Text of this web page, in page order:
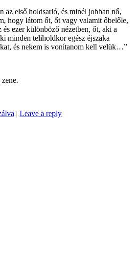
az első holdsarló, és minél jobban nő,
hogy látom őt, őt vagy valamit őbelőle,
és ezer különböző nézetben, őt, aki a
minden teliholdkor egész éjszaka
és nekem is vonítanom kell velük…”
| Leave a reply